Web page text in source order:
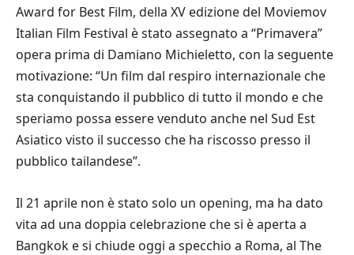
Award for Best Film, della XV edizione del Moviemov
Italian Film Festival è stato assegnato a “Primavera”
opera prima di Damiano Michieletto, con la seguente
motivazione: “Un film dal respiro internazionale che
sta conquistando il pubblico di tutto il mondo e che
speriamo possa essere venduto anche nel Sud Est
Asiatico visto il successo che ha riscosso presso il
pubblico tailandese”.
Il 21 aprile non è stato solo un opening, ma ha dato
vita ad una doppia celebrazione che si è aperta a
Bangkok e si chiude oggi a specchio a Roma, al The